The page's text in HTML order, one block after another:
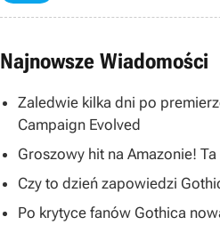
Najnowsze Wiadomości
Zaledwie kilka dni po
Campaign Evolved
Groszowy hit na Amazonie!
Czy to dzień zapowiedzi
Po krytyce fanów Gothica